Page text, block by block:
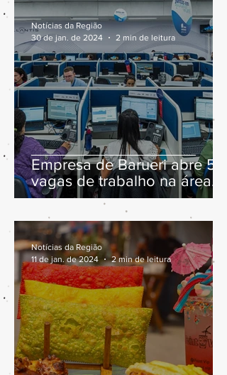
Empresa de Barueri abre 57
vagas de trabalho na área
de atendimento
Notícias da Região
30 de jan. de 2024
2 min de leitura
Notícias da Região
11 de jan. de 2024
2 min de leitura